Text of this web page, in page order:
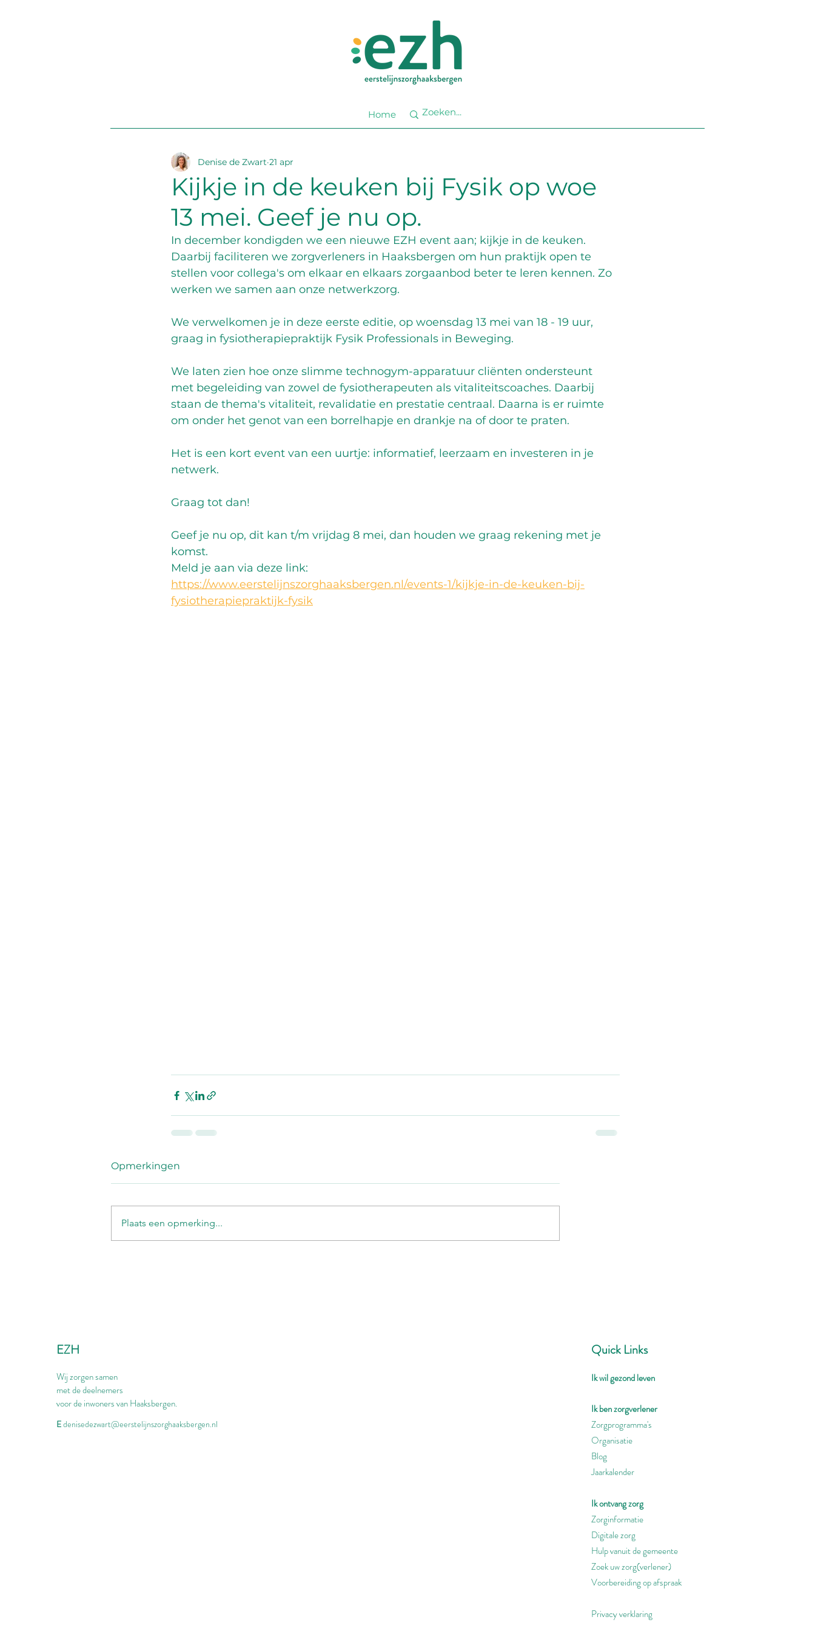
Home
Kijkje in de keuken bij Fysik op woe
13 mei. Geef je nu op.
Denise de Zwart 21 apr
In december kondigden we een nieuwe EZH event aan; kijkje in de keuken.
Daarbij faciliteren we zorgverleners in Haaksbergen om hun praktijk open te
stellen voor collega's om elkaar en elkaars zorgaanbod beter te leren kennen. Zo
werken we samen aan onze netwerkzorg.
We verwelkomen je in deze eerste editie, op woensdag 13 mei van 18 - 19 uur,
graag in fysiotherapiepraktijk Fysik Professionals in Beweging.
We laten zien hoe onze slimme technogym-apparatuur cliënten ondersteunt
met begeleiding van zowel de fysiotherapeuten als vitaliteitscoaches. Daarbij
staan de thema's vitaliteit, revalidatie en prestatie centraal. Daarna is er ruimte
om onder het genot van een borrelhapje en drankje na of door te praten.
Het is een kort event van een uurtje: informatief, leerzaam en investeren in je
netwerk.
Graag tot dan!
Geef je nu op, dit kan t/m vrijdag 8 mei, dan houden we graag rekening met je
komst.
Meld je aan via deze link:
https://www.eerstelijnszorghaaksbergen.nl/events-1/kijkje-in-de-keuken-bij-
fysiotherapiepraktijk-fysik
Opmerkingen
Plaats een opmerking...
EZH
Wij zorgen samen
met de deelnemers
voor de inwoners van Haaksbergen.
Edenisedezwart@eerstelijnszorghaaksbergen.nl
Quick Links
Ik wil gezond leven
Ik ben zorgverlener
Zorgprogramma's
Organisatie
Blog
Jaarkalender
Ik ontvang zorg
Zorginformatie
Digitale zorg
Hulp vanuit de gemeente
Zoek uw zorg(verlener)
Voorbereiding op afspraak
Privacy verklaring